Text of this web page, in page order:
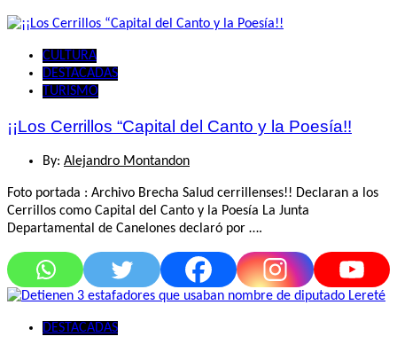
CULTURA
DESTACADAS
TURISMO
¡¡Los Cerrillos “Capital del Canto y la Poesía!!
By: Alejandro Montandon
Foto portada : Archivo Brecha Salud cerrillenses!! Declaran a los
Cerrillos como Capital del Canto y la Poesía La Junta
Departamental de Canelones declaró por ….
DESTACADAS